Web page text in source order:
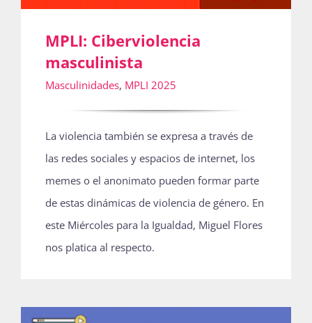
MPLI: Ciberviolencia
masculinista
Masculinidades, MPLI 2025
La violencia también se expresa a través de
las redes sociales y espacios de internet, los
memes o el anonimato pueden formar parte
de estas dinámicas de violencia de género. En
este Miércoles para la Igualdad, Miguel Flores
nos platica al respecto.